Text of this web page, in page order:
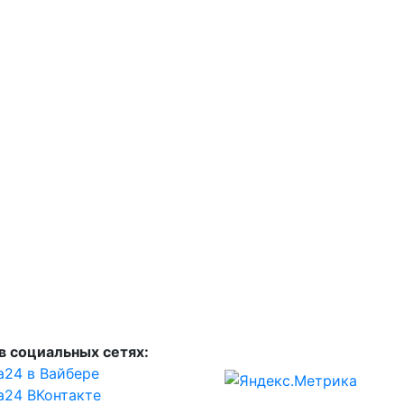
социальных сетях:
в Вайбере
ВКонтакте